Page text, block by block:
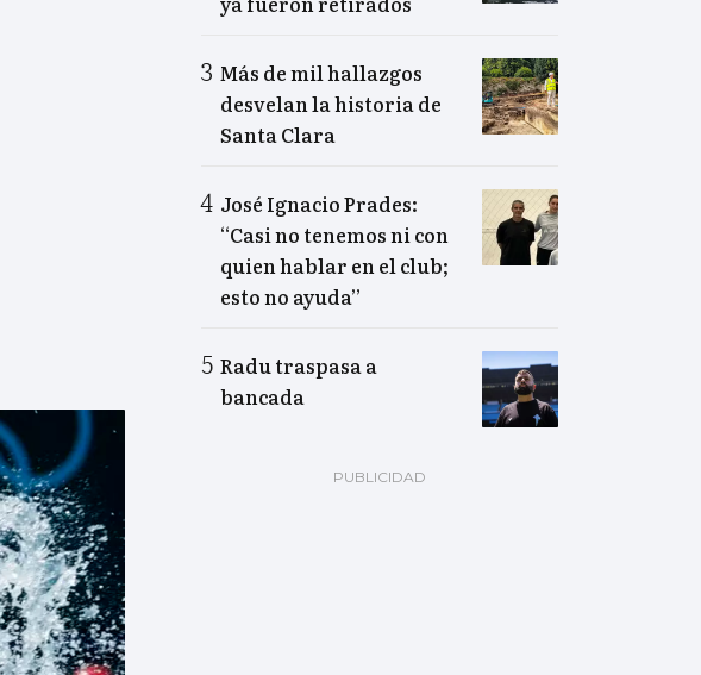
Más de mil hallazgos
desvelan la historia de
Santa Clara
José Ignacio Prades:
“Casi no tenemos ni con
quien hablar en el club;
esto no ayuda”
Radu traspasa a
bancada